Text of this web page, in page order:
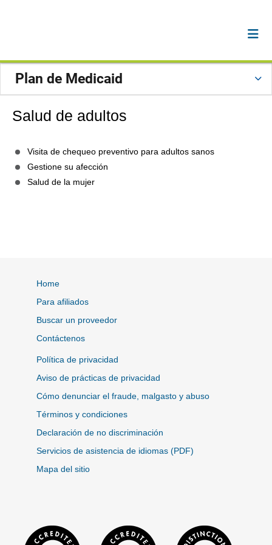
Plan de Medicaid
Salud de adultos
Visita de chequeo preventivo para adultos sanos
Gestione su afección
Salud de la mujer
Home
Para afiliados
Buscar un proveedor
Contáctenos
Política de privacidad
Aviso de prácticas de privacidad
Cómo denunciar el fraude, malgasto y abuso
Términos y condiciones
Declaración de no discriminación
Servicios de asistencia de idiomas (PDF)
Mapa del sitio